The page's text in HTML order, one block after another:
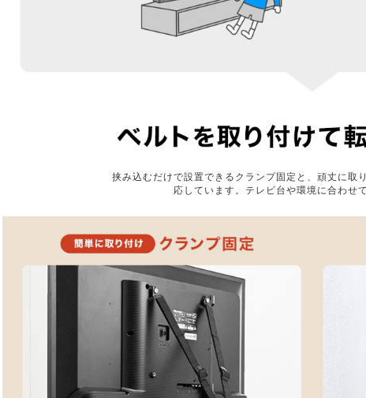
挟み込むだけで設置できるクランプ固定と、頑丈に取
応しています。テレビ台や環境に合わせ